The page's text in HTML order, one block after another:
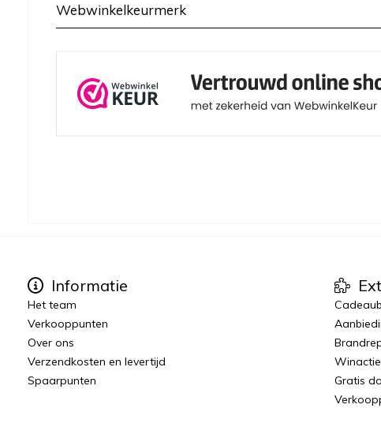
Webwinkelkeurmerk
Informatie
Het team
Verkooppunten
Over ons
Verzendkosten en levertijd
Spaarpunten
Winactie
Gratis